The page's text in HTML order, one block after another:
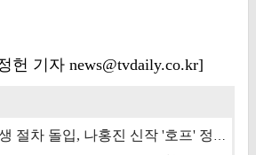
헌 기자 news@tvdaily.co.kr]
메가박스중앙 회생 절차 돌입, 나홍진 신작 '호프' 정상 개봉에 쏠린 시선 [상반기 결산 기획]